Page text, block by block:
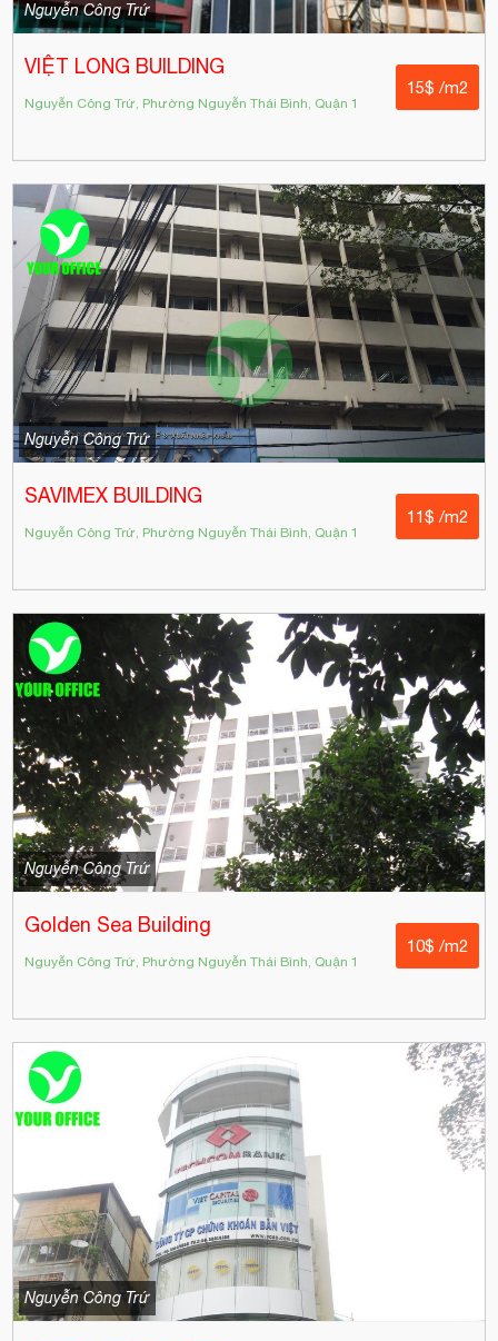
Nguyễn Công Trứ
VIỆT LONG BUILDING
Nguyễn Công Trứ, Phường Nguyễn Thái Bình, Quận 1
15$ /m2
Nguyễn Công Trứ
SAVIMEX BUILDING
Nguyễn Công Trứ, Phường Nguyễn Thái Bình, Quận 1
11$ /m2
Nguyễn Công Trứ
Golden Sea Building
Nguyễn Công Trứ, Phường Nguyễn Thái Bình, Quận 1
10$ /m2
Nguyễn Công Trứ